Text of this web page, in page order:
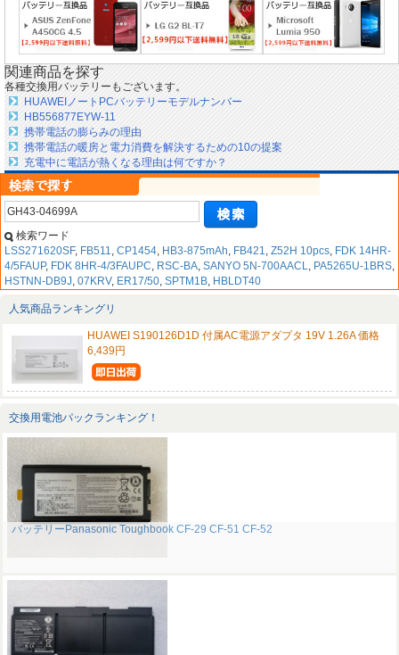
関連商品を探す
各種交換用バッテリーもございます。
HUAWEIノートPCバッテリーモデルナンバー
HB556877EYW-11
携帯電話の膨らみの理由
携帯電話の暖房と電力消費を解決するための10の提案
充電中に電話が熱くなる理由は何ですか？
検索ワード
LSS271620SF, FB511, CP1454, HB3-875mAh, FB421, Z52H 10pcs, FDK 14HR-
4/5FAUP, FDK 8HR-4/3FAUPC, RSC-BA, SANYO 5N-700AACL, PA5265U-1BRS,
HSTNN-DB9J, 07KRV, ER17/50, SPTM1B, HBLDT40
人気商品ランキングリ
HUAWEI S190126D1D 付属AC電源アダプタ 19V 1.26A 価格
6,439円
交換用電池パックランキング！
バッテリーPanasonic Toughbook CF-29 CF-51 CF-52